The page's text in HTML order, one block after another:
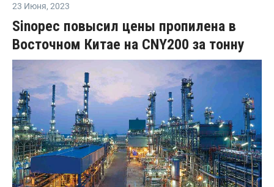
23 Июня, 2023
Sinopec повысил цены пропилена в
Восточном Китае на CNY200 за тонну